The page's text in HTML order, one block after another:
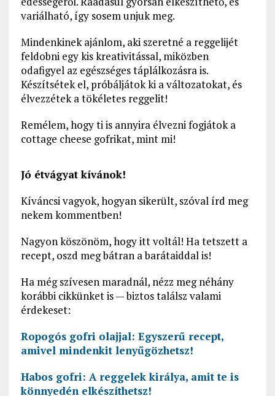
variálható, így sosem unjuk meg.
Mindenkinek ajánlom, aki szeretné a reggelijét
feldobni egy kis kreativitással, miközben
odafigyel az egészséges táplálkozásra is.
Készítsétek el, próbáljátok ki a változatokat, és
élvezzétek a tökéletes reggelit!
Remélem, hogy ti is annyira élvezni fogjátok a
cottage cheese gofrikat, mint mi!
Jó étvágyat kívánok!
Kíváncsi vagyok, hogyan sikerült, szóval írd meg
nekem kommentben!
Nagyon köszönöm, hogy itt voltál! Ha tetszett a
recept, oszd meg bátran a barátaiddal is!
Ha még szívesen maradnál, nézz meg néhány
korábbi cikkünket is — biztos találsz valami
érdekeset:
Ropogós gofri olajjal: Egyszerű recept,
amivel mindenkit lenyűgözhetsz!
Habos gofri: A reggelek királya, amit te is
könnyedén elkészíthetsz!